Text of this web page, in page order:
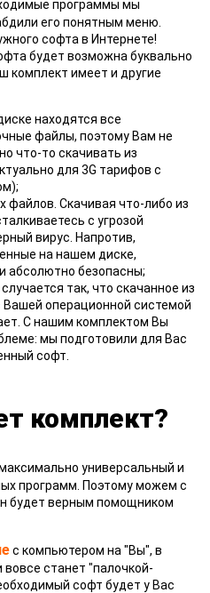
программы мы
его понятным меню.
софта в Интернете!
будет возможна буквально
комплект имеет и другие
находятся все
файлы, поэтому Вам не
что-то скачивать из
для 3G тарифов с
файлов. Скачивая что-либо из
с угрозой
вирус. Напротив,
на нашем диске,
абсолютно безопасны;
так, что скачанное из
операционной системой
С нашим комплектом Вы
мы подготовили для Вас
софт.
комплект?
универсальный и
программ. Поэтому можем с
будет верным помощником
с компьютером на "Вы", в
станет "палочкой-
софт будет у Вас